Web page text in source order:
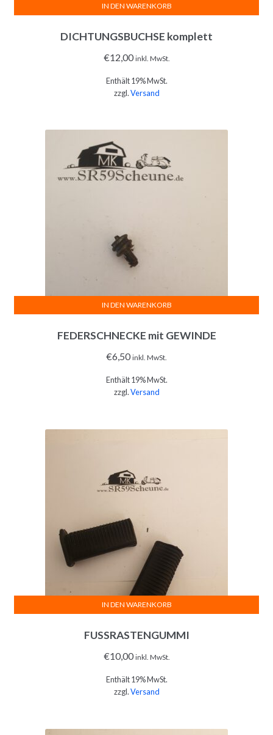
DICHTUNGSBUCHSE komplett
€12,00 inkl. MwSt.
Enthält 19% MwSt.
zzgl.Versand
IN DEN WARENKORB
FEDERSCHNECKE mit GEWINDE
€6,50 inkl. MwSt.
Enthält 19% MwSt.
zzgl.Versand
IN DEN WARENKORB
FUSSRASTENGUMMI
€10,00 inkl. MwSt.
Enthält 19% MwSt.
zzgl.Versand
IN DEN WARENKORB